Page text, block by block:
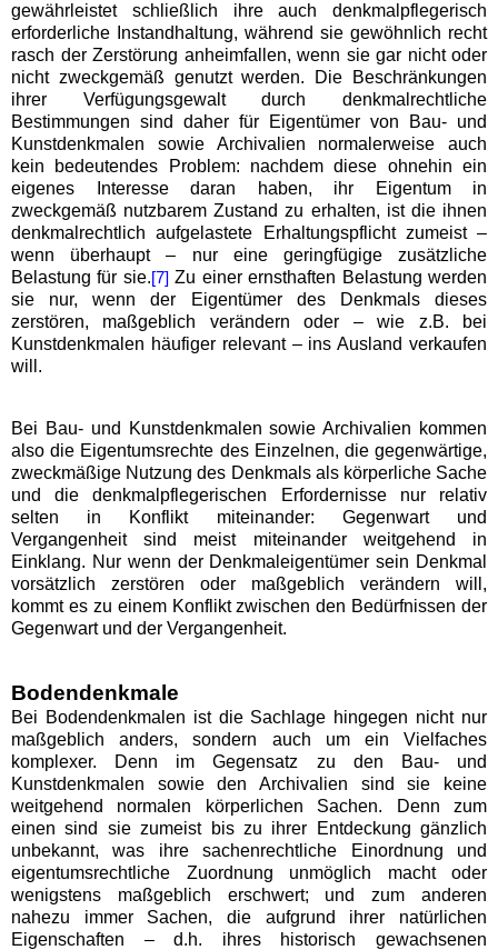
gewährleistet schließlich ihre auch denkmalpflegerisch
erforderliche Instandhaltung, während sie gewöhnlich recht
rasch der Zerstörung anheimfallen, wenn sie gar nicht oder
nicht zweckgemäß genutzt werden. Die Beschränkungen
ihrer Verfügungsgewalt durch denkmalrechtliche
Bestimmungen sind daher für Eigentümer von Bau- und
Kunstdenkmalen sowie Archivalien normalerweise auch
kein bedeutendes Problem: nachdem diese ohnehin ein
eigenes Interesse daran haben, ihr Eigentum in
zweckgemäß nutzbarem Zustand zu erhalten, ist die ihnen
denkmalrechtlich aufgelastete Erhaltungspflicht zumeist –
wenn überhaupt – nur eine geringfügige zusätzliche
Belastung für sie.[7]Zu einer ernsthaften Belastung werden
sie nur, wenn der Eigentümer des Denkmals dieses
zerstören, maßgeblich verändern oder – wie z.B. bei
Kunstdenkmalen häufiger relevant – ins Ausland verkaufen
will.
Bei Bau- und Kunstdenkmalen sowie Archivalien kommen
also die Eigentumsrechte des Einzelnen, die gegenwärtige,
zweckmäßige Nutzung des Denkmals als körperliche Sache
und die denkmalpflegerischen Erfordernisse nur relativ
selten in Konflikt miteinander: Gegenwart und
Vergangenheit sind meist miteinander weitgehend in
Einklang. Nur wenn der Denkmaleigentümer sein Denkmal
vorsätzlich zerstören oder maßgeblich verändern will,
kommt es zu einem Konflikt zwischen den Bedürfnissen der
Gegenwart und der Vergangenheit.
Bodendenkmale
Bei Bodendenkmalen ist die Sachlage hingegen nicht nur
maßgeblich anders, sondern auch um ein Vielfaches
komplexer. Denn im Gegensatz zu den Bau- und
Kunstdenkmalen sowie den Archivalien sind sie keine
weitgehend normalen körperlichen Sachen. Denn zum
einen sind sie zumeist bis zu ihrer Entdeckung gänzlich
unbekannt, was ihre sachenrechtliche Einordnung und
eigentumsrechtliche Zuordnung unmöglich macht oder
wenigstens maßgeblich erschwert; und zum anderen
nahezu immer Sachen, die aufgrund ihrer natürlichen
Eigenschaften – d.h. ihres historisch gewachsenen